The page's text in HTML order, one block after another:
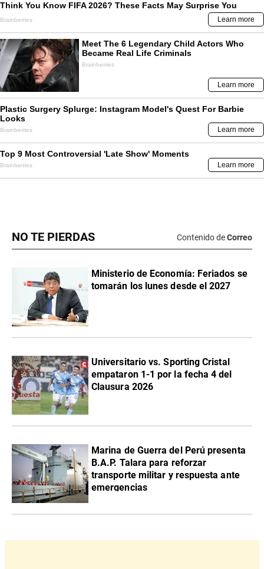
NO TE PIERDAS Contenido deCorreo
Ministerio de Economía: Feriados se
tomarán los lunes desde el 2027
Universitario vs. Sporting Cristal
empataron 1-1 por la fecha 4 del
Clausura 2026
Marina de Guerra del Perú presenta
B.A.P. Talara para reforzar
transporte militar y respuesta ante
emergencias